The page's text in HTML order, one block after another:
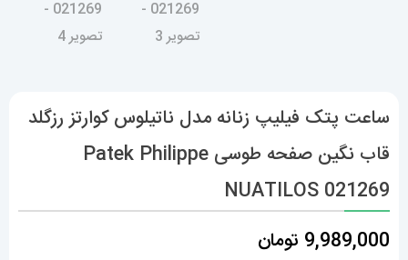
ساعت پتک فیلیپ زنانه مدل ناتیلوس کوارتز رزگلد
قاب نگین صفحه طوسی Patek Philippe
NUATILOS 021269
9,989,000 تومان